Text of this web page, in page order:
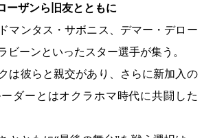
ーザンら旧友とともに
マンタス・サボニス、デマー・デロー
ビーンといったスター選手が集う。
は彼らと親交があり、さらに新加入の
ダーとはオクラホマ時代に共闘した